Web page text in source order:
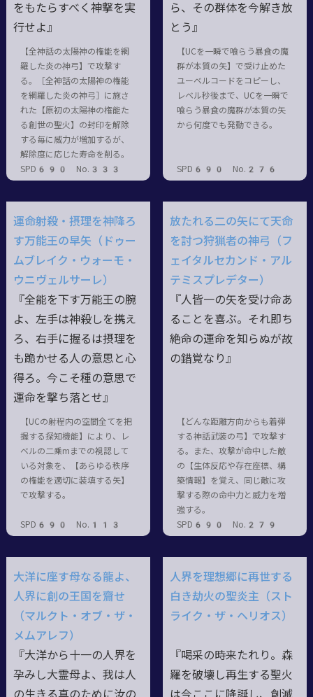
をもたらすべく神撃を実
行せよ』
【全神話の太陽神の権能を網
羅した炎の神弓】で攻撃す
る。［全神話の太陽神の権能
を網羅した炎の神弓］に施さ
れた【原初の太陽神の権能た
る創世の聖火】の封印を解除
する毎に威力が増加するが、
解除度に応じた寿命を削る。
SPD690 No.333
ら、その群体を今解き放
とう』
【UCを一瞬で喰らう暴食の魔
群が本質の矢】で受け止めた
ユーベルコードをコピーし、
レベル秒後まで、UCを一瞬で
喰らう暴食の魔群が本質の矢
から何度でも発動できる。
SPD690 No.276
運命射殺・摂理を神降ろ
す万能王の早矢（ドゥー
ムブレイク・ウォーモ・
ウニヴェルサーレ）
『全能を下す万能王の腕
よ、左手は神殺しを携え
ろ、右手に握るは摂理を
も跪かせる人の意思と心
得ろ。今こそ種の意思で
運命を撃ち落とせ』
【UCの射程内の空間全てを把
握する探知機能】により、レ
ベルの二乗mまでの視認して
いる対象を、【あらゆる秩序
の権能を適切に装填する矢】
で攻撃する。
SPD690 No.113
放たれる二の矢にて天命
を討つ狩猟者の神弓（フ
ェイタルセカンド・アル
テミスプレデター）
『人皆一の矢を受け命あ
ることを喜ぶ。それ即ち
絶命の運命を知らぬが故
の錯覚なり』
【どんな距離方向からも着弾
する神話武装の弓】で攻撃す
る。また、攻撃が命中した敵
の【生体反応や存在座標、構
築情報】を覚え、同じ敵に攻
撃する際の命中力と威力を増
強する。
SPD690 No.279
大洋に座す母なる龍よ、
人界に創の王国を齎せ
（マルクト・オブ・ザ・
メムアレフ）
『大洋から十一の人界を
孕みし大霊母よ、我は人
人界を理想郷に再世する
白き劫火の聖炎主（スト
ライク・ザ・ヘリオス）
『喝采の時来たれり。森
羅を破壊し再生する聖火